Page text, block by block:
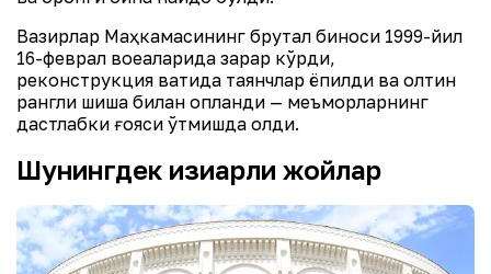
Вазирлар Маҳкамасининг брутал биноси 1999-йил
16-феврал воқеаларида зарар кўрди,
реконструкция вақтида таянчлар ёпилди ва олтин
рангли шиша билан қопланди — меъморларнинг
дастлабки ғояси ўтмишда қолди.
Шунингдек қизиқарли жойлар